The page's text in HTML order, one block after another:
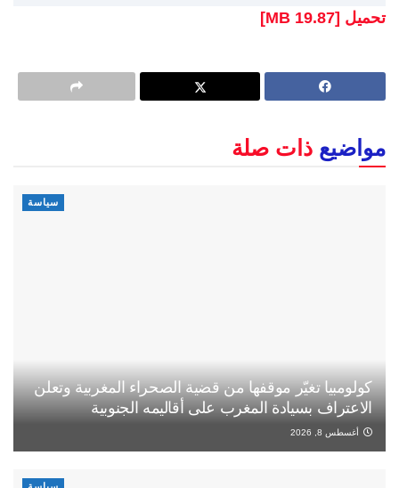
تحميل [19.87 MB]
مواضيع ذات صلة
سياسة
كولومبيا تغيّر موقفها من قضية الصحراء المغربية وتعلن
الاعتراف بسيادة المغرب على أقاليمه الجنوبية
أغسطس 8, 2026